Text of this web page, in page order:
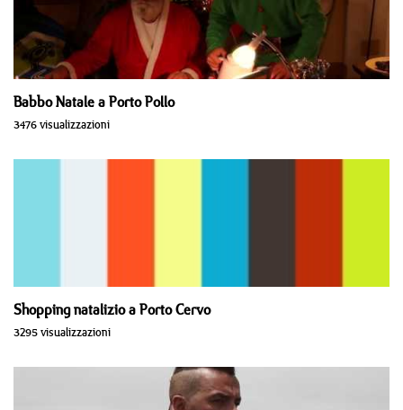
Babbo Natale a Porto Pollo
3476 visualizzazioni
Shopping natalizio a Porto Cervo
3295 visualizzazioni